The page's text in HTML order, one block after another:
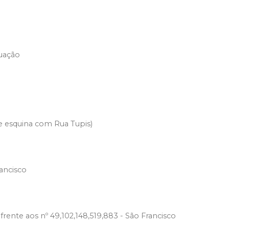
esquina com Rua Tupis)
aos nº 49,102,148,519,883 - São Francisco